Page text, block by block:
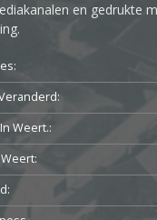
en gedrukte
Weert.: